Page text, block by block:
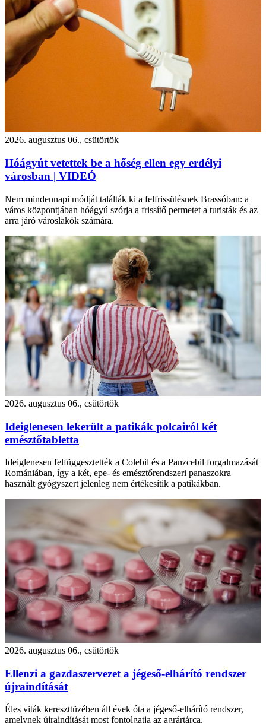
2026. augusztus 06., csütörtök
Hóágyút vetettek be a hőség ellen egy erdélyi
városban | VIDEÓ
Nem mindennapi módját találták ki a felfrissülésnek Brassóban: a
város központjában hóágyú szórja a frissítő permetet a turisták és az
arra járó városlakók számára.
2026. augusztus 06., csütörtök
Ideiglenesen lekerült a patikák polcairól két
emésztőtabletta
Ideiglenesen felfüggesztették a Colebil és a Panzcebil forgalmazását
Romániában, így a két, epe- és emésztőrendszeri panaszokra
használt gyógyszert jelenleg nem értékesítik a patikákban.
2026. augusztus 06., csütörtök
Ellenzi a gazdaszervezet a jégeső-elhárító rendszer
újraindítását
Éles viták kereszttüzében áll évek óta a jégeső-elhárító rendszer,
amelynek újraindítását most fontolgatja az agrártárca.